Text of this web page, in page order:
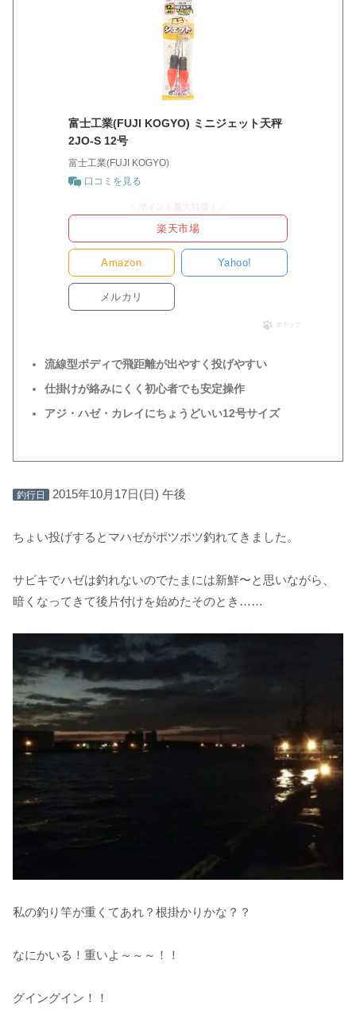
富士工業(FUJI KOGYO) ミニジェット天秤
2JO-S 12号
富士工業(FUJI KOGYO)
口コミを見る
Amazon
楽天市場
Yahoo!
メルカリ
ポチップ
流線型ボディで飛距離が出やすく投げやすい
仕掛けが絡みにくく初心者でも安定操作
アジ・ハゼ・カレイにちょうどいい12号サイズ
釣行日 2015年10月17日(日) 午後
ちょい投げするとマハゼがポツポツ釣れてきました。
サビキでハゼは釣れないのでたまには新鮮〜と思いながら、
暗くなってきて後片付けを始めたそのとき……
私の釣り竿が重くてあれ？根掛かりかな？？
なにかいる！重いよ～～～！！
グイングイン！！